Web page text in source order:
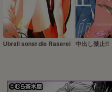
Ubrall sonst die Raserei 中出し禁止!!